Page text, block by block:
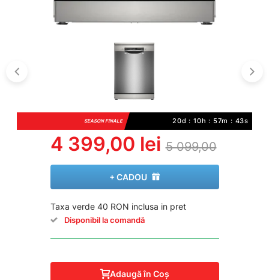
SEASON FINALE 20d : 10h : 57m : 42s
4 399,00 lei 5 099,00
+ CADOU
Taxa verde 40 RON inclusa in pret
Disponibil la comandă
Adaugă în Coş